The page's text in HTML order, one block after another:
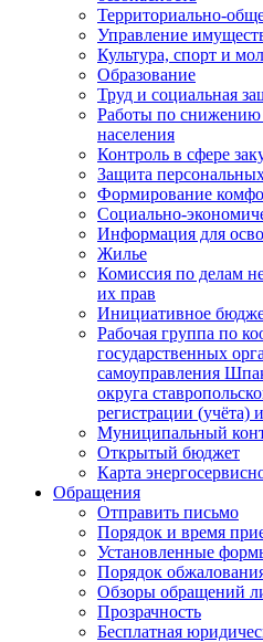
Территориально-
Управление
Культура, спорт и
Образование
Труд и социальная
Работы по снижению
населения
Контроль в сфере
Защита
Формирование
Социально-
Информация для
Жилье
Комиссия по делам
их прав
Инициативное
Рабочая группа по
государственных
самоуправления
округа
регистрации (учёта)
Муниципальный
Открытый бюджет
Карта
Обращения
Отправить письмо
Порядок и время
Установленные
Порядок
Обзоры обращений
Прозрачность
Бесплатная